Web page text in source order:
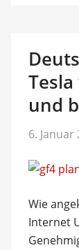
und
6. Januar
Wie
Internet